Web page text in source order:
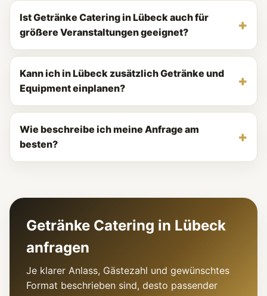
Ist Getränke Catering in Lübeck auch für
größere Veranstaltungen geeignet?
Kann ich in Lübeck zusätzlich Getränke und
Equipment einplanen?
Wie beschreibe ich meine Anfrage am
besten?
Getränke Catering in Lübeck
anfragen
Je klarer Anlass, Gästezahl und gewünschtes
Format beschrieben sind, desto passender